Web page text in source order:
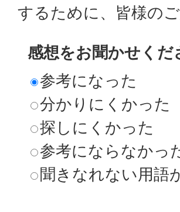
するために、皆様の
感想をお聞かせくだ
参考になった
分かりにくかった
探しにくかった
参考にならなかっ
聞きなれない用語